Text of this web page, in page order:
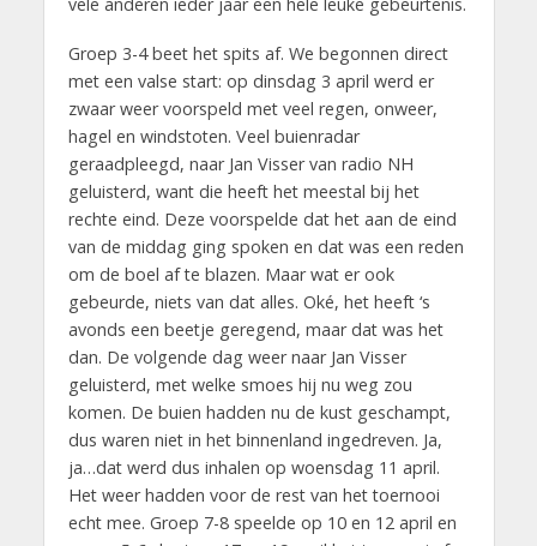
Groep 3-4 beet het spits af. We begonnen direct
met een valse start: op dinsdag 3 april werd er
zwaar weer voorspeld met veel regen, onweer,
hagel en windstoten. Veel buienradar
geraadpleegd, naar Jan Visser van radio NH
geluisterd, want die heeft het meestal bij het
rechte eind. Deze voorspelde dat het aan de eind
van de middag ging spoken en dat was een reden
om de boel af te blazen. Maar wat er ook
gebeurde, niets van dat alles. Oké, het heeft ‘s
avonds een beetje geregend, maar dat was het
dan. De volgende dag weer naar Jan Visser
geluisterd, met welke smoes hij nu weg zou
komen. De buien hadden nu de kust geschampt,
dus waren niet in het binnenland ingedreven. Ja,
ja…dat werd dus inhalen op woensdag 11 april.
Het weer hadden voor de rest van het toernooi
echt mee. Groep 7-8 speelde op 10 en 12 april en